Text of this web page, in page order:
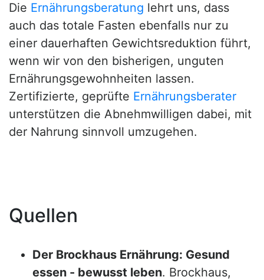
Die Ernährungsberatung lehrt uns, dass
auch das totale Fasten ebenfalls nur zu
einer dauerhaften Gewichtsreduktion führt,
wenn wir von den bisherigen, unguten
Ernährungsgewohnheiten lassen.
Zertifizierte, geprüfte Ernährungsberater
unterstützen die Abnehmwilligen dabei, mit
der Nahrung sinnvoll umzugehen.
Quellen
Der Brockhaus Ernährung: Gesund
essen - bewusst leben. Brockhaus,